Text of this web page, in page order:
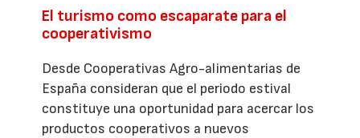
El turismo como escaparate para el
cooperativismo
Desde Cooperativas Agro-alimentarias de
España consideran que el periodo estival
constituye una oportunidad para acercar los
productos cooperativos a nuevos